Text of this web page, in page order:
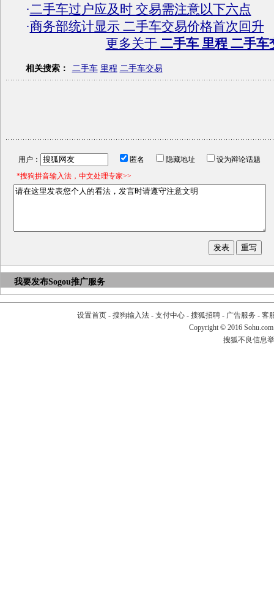
·二手车过户应及时 交易需注意以下六点
·商务部统计显示 二手车交易价格首次回升
更多关于 二手车 里程 二手车
相关搜索： 二手车 里程 二手车交易
用户： 匿名 隐藏地址
设为辩论话题
*搜狗拼音输入法，中文处理专家>>
我要发布Sogou推广服务
设置首页- 搜狗输入法- 支付中心- 搜狐招聘- 广告服务 - 客
Copyright © 2016
搜狐不良信息